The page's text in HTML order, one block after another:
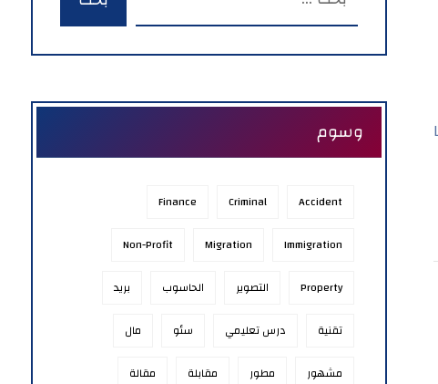
وسوم
Accident
Criminal
Finance
Immigration
Migration
Non-Profit
Property التصوير الحاسوب بريد
تقنية درس تعليمي سئو مال
مشهور مطور مقابلة مقالة